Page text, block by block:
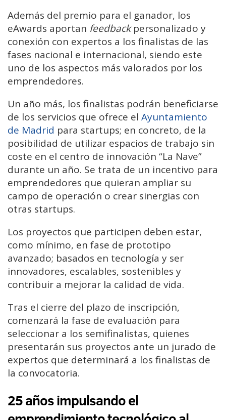
Además del premio para el ganador, los
eAwards aportan feedbackpersonalizado y
conexión con expertos a los finalistas de las
fases nacional e internacional, siendo este
uno de los aspectos más valorados por los
emprendedores.
Un año más, los finalistas podrán beneficiarse
de los servicios que ofrece el Ayuntamiento
de Madrid para startups; en concreto, de la
posibilidad de utilizar espacios de trabajo sin
coste en el centro de innovación “La Nave”
durante un año. Se trata de un incentivo para
emprendedores que quieran ampliar su
campo de operación o crear sinergias con
otras startups.
Los proyectos que participen deben estar,
como mínimo, en fase de prototipo
avanzado; basados en tecnología y ser
innovadores, escalables, sostenibles y
contribuir a mejorar la calidad de vida.
Tras el cierre del plazo de inscripción,
comenzará la fase de evaluación para
seleccionar a los semifinalistas, quienes
presentarán sus proyectos ante un jurado de
expertos que determinará a los finalistas de
la convocatoria.
25 años impulsando el